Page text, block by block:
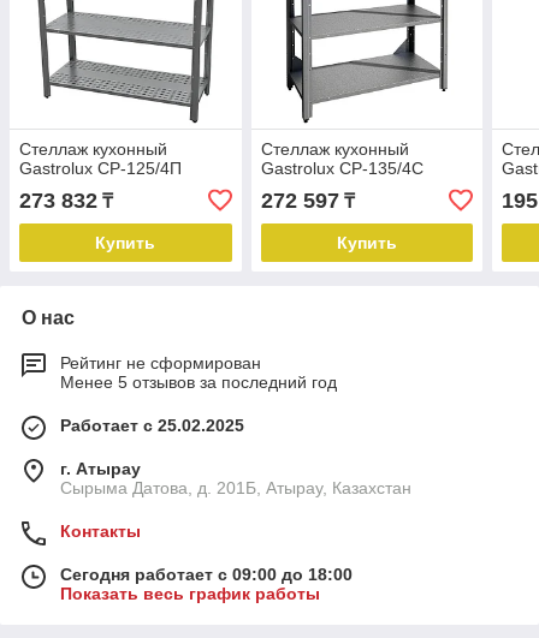
Стеллаж кухонный
Gastrolux СР-125/4П
273 832 ₸
Купить
Стеллаж кухонный
Gastrolux СР-135/4С
272 597₸
Купить
О нас
Рейтинг не сформирован
Менее 5 отзывов за последний год
Работает с 25.02.2025
г. Атырау
Сырыма Датова, д. 201Б, Атырау, Казахстан
Контакты
Сегодня работает с 09:00 до 18:00
Показать весь график работы